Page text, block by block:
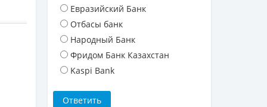
Евразийский Банк
Отбасы банк
Народный Банк
Фридом Банк Казахстан
Kaspi Bank